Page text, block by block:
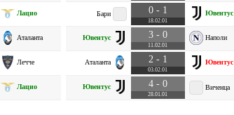
Лацио
Аталанта
Лечче
Лацио
Бари 0 - 1
18.02.01
Ювентус
Ювентус 3 - 0
11.02.01
Наполи
Аталанта 2 - 1
03.02.01
Ювентус
Ювентус 4 - 0
28.01.01
Виченца